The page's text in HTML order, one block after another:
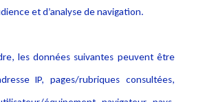
et d’analyse de navigation.
les données suivantes peuvent être
IP, pages/rubriques consultées,